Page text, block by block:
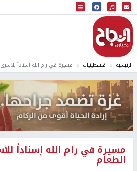
البث المباشر
إذاعة النجاح
الرئيسية فلسطينيات مسيرة في رام الله إسناداً
مسيرة في رام الله إسناداً
الطعام